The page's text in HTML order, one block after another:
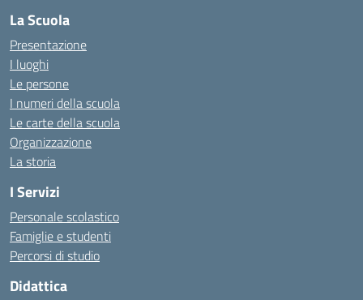
La Scuola
Presentazione
I luoghi
Le persone
I numeri della scuola
Le carte della scuola
Organizzazione
La storia
I Servizi
Personale scolastico
Famiglie e studenti
Percorsi di studio
Didattica